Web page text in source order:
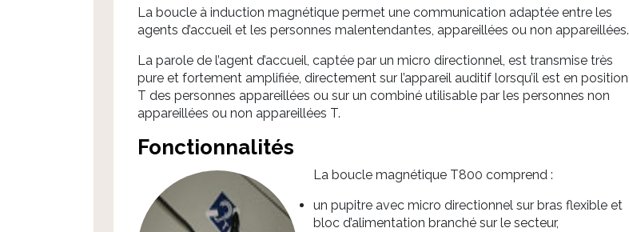
La boucle à induction magnétique permet une communication adaptée entre les
agents d’accueil et les personnes malentendantes, appareillées ou non appareillées.
La parole de l’agent d’accueil, captée par un micro directionnel, est transmise très
pure et fortement amplifiée, directement sur l’appareil auditif lorsqu’il est en position
T des personnes appareillées ou sur un combiné utilisable par les personnes non
appareillées ou non appareillées T.
Fonctionnalités
La boucle magnétique T800 comprend :
un pupitre avec micro directionnel sur bras flexible et
bloc d’alimentation branché sur le secteur,